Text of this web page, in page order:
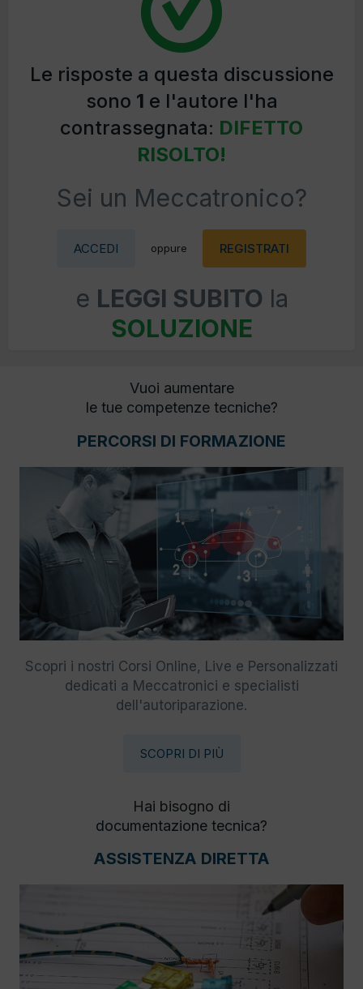
Le risposte a questa discussione
sono 1 e l'autore l'ha
contrassegnata: DIFETTO
RISOLTO!
Sei un Meccatronico?
ACCEDI oppure REGISTRATI
e LEGGI SUBITO la
SOLUZIONE
Vuoi aumentare
le tue competenze tecniche?
PERCORSI DI FORMAZIONE
Scopri i nostri Corsi Online, Live e Personalizzati
dedicati a Meccatronici e specialisti
dell'autoriparazione.
SCOPRI DI PIÙ
Hai bisogno di
documentazione tecnica?
ASSISTENZA DIRETTA